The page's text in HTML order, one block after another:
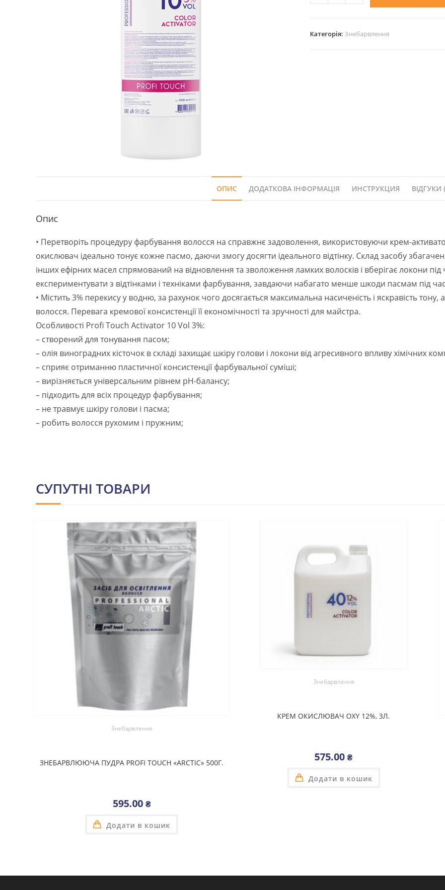
Profi
Activator
Категорія: Знебарвлення
ОПИС ДОДАТКОВА ІНФОРМАЦІЯ ИНСТРУКЦИЯ ВІДГУКИ
Опис
• Перетворіть процедуру фарбування волосся на справжнє задоволення, використовуючи крем-
окислювач ідеально тонує кожне пасмо, даючи змогу досягти ідеального відтінку. Склад засобу
інших ефірних масел спрямований на відновлення та зволоження ламких волосків і вберігає локони
експериментувати з відтінками і техніками фарбування, завдаючи набагато менше шкоди пасмам під
• Містить 3% перекису у водню, за рахунок чого досягається максимальна насиченість і яскравість
волосся. Перевага кремової консистенції її економічності та зручності для майстра.
Особливості Profi Touch Activator 10 Vol 3%:
– створений для тонування пасом;
– олія виноградних кісточок в складі захищає шкіру голови і локони від агресивного впливу хімічних
– сприяє отриманню пластичної консистенції фарбувальної суміші;
– вирізняється універсальним рівнем рН-балансу;
– підходить для всіх процедур фарбування;
– не травмує шкіру голови і пасма;
– робить волосся рухомим і пружним;
СУПУТНІ ТОВАРИ
Знебарвлення
ЗНЕБАРВЛЮЮЧА ПУДРА PROFI TOUCH «ARCTIC» 500Г.
595.00 ₴
Додати в кошик
Знебарвлення
КРЕМ ОКИСЛЮВАЧ OXY 12%, 3Л.
575.00₴
Додати в кошик